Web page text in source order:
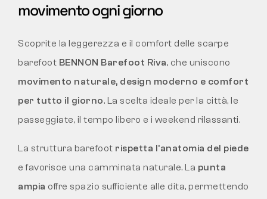
movimento ogni giorno
Scoprite la leggerezza e il comfort delle scarpe
barefoot BENNON Barefoot Riva, che uniscono
movimento naturale, design moderno e comfort
per tutto il giorno. La scelta ideale per la città, le
passeggiate, il tempo libero e i weekend rilassanti.
La struttura barefoot rispetta l’anatomia del piede
e favorisce una camminata naturale. La punta
ampia offre spazio sufficiente alle dita, permettendo